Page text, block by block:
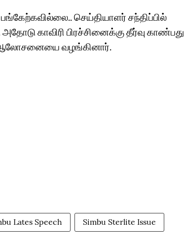
செய்தியாளர் சந்திப்பில்
காவிரி பிரச்சினைக்கு தீர்வு காண்பது
ஆலோசனையை வழங்கினார்.
Lates Speech Simbu Sterlite Issue